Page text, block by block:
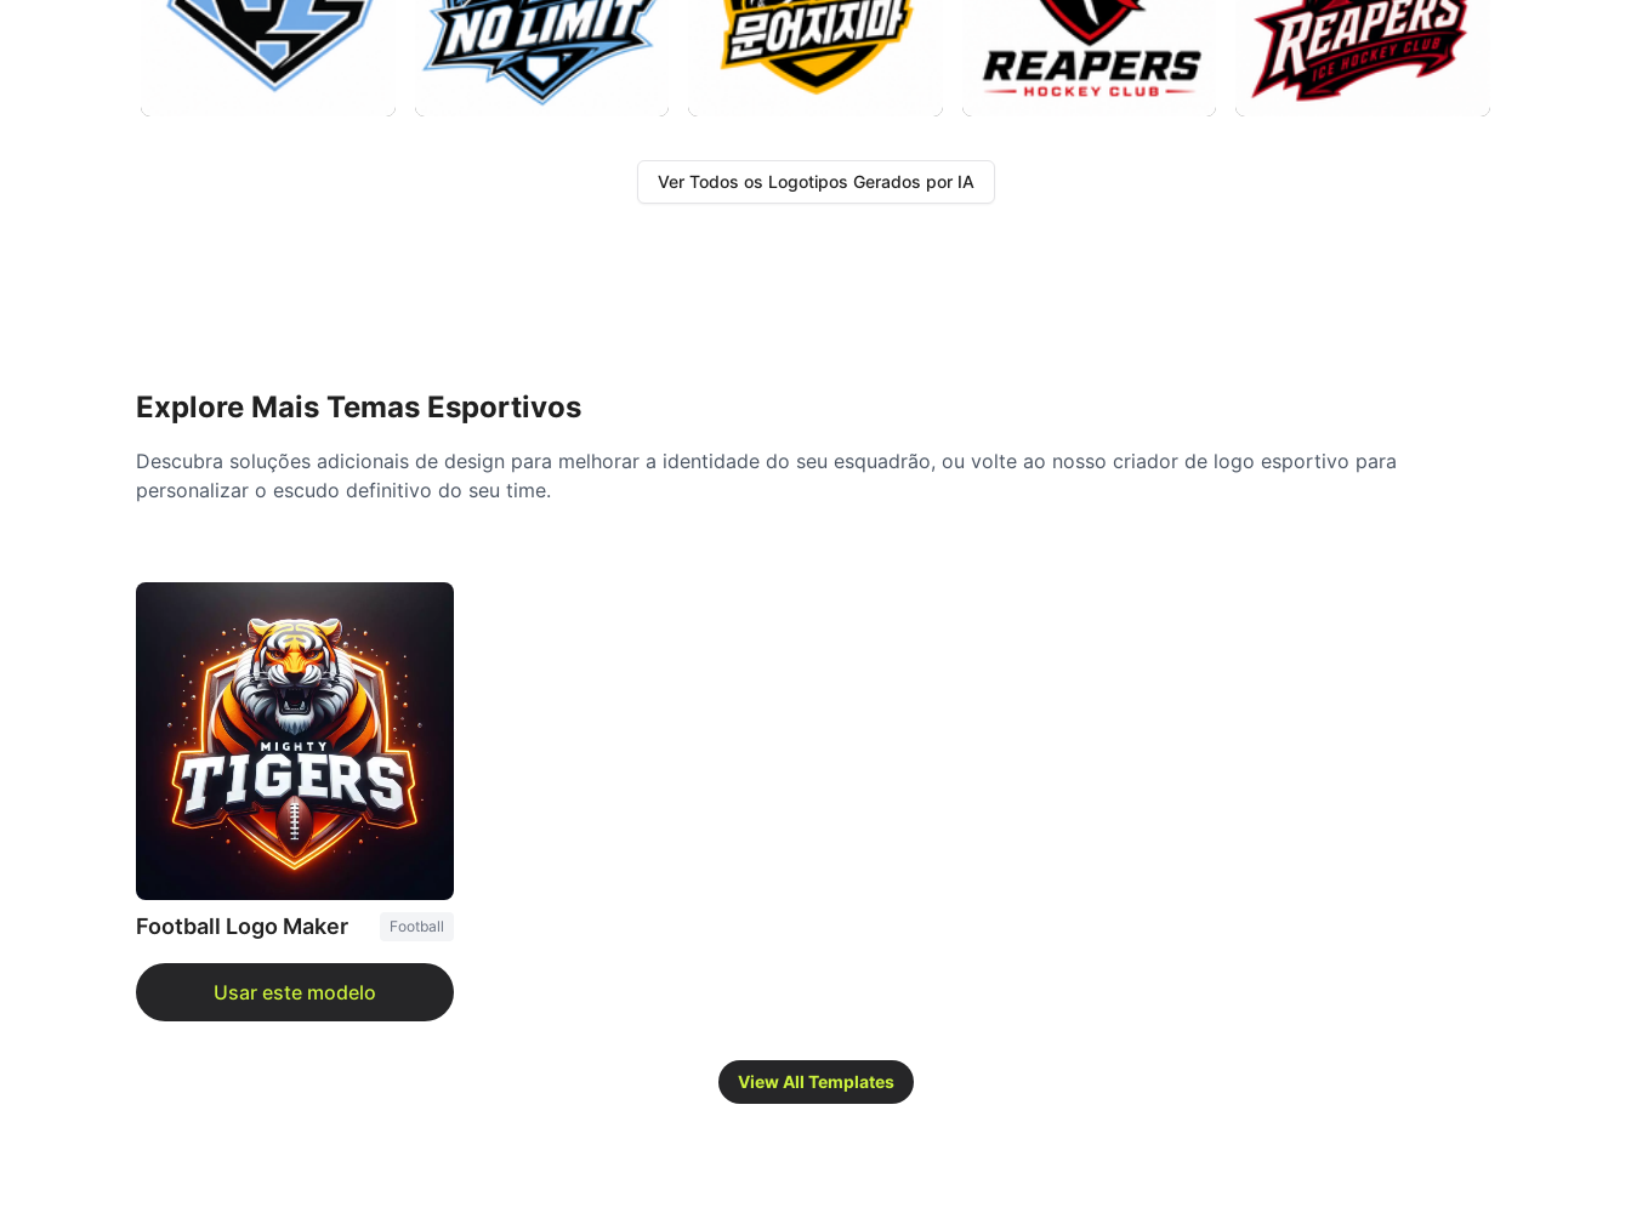
Ver Todos os Logotipos Gerados por IA
Explore Mais Temas Esportivos
Descubra soluções adicionais de design para melhorar a identidade do seu esquadrão, ou volte ao nosso criador de logo esportivo para
personalizar o escudo definitivo do seu time.
Football Logo Maker Football
View All Templates